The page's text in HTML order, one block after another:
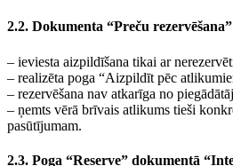
2.2. Dokumenta “Preču
– ieviesta aizpildīšana tikai ar
– realizēta poga “Aizpildīt pēc
– rezervēšana nav atkarīga no
– ņemts vērā brīvais atlikums tieši
pasūtījumam.
2.3. Poga “Reserve” dokumentā